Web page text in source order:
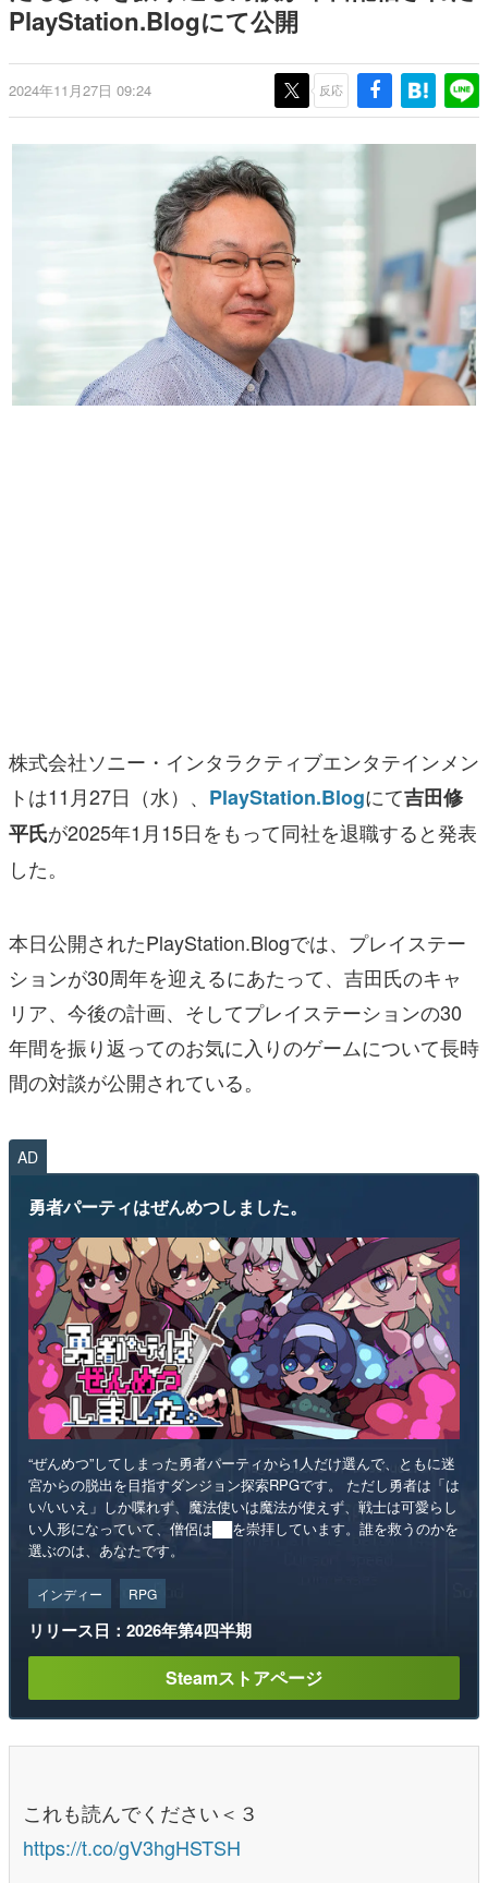
日本のモバイルゲーム史における主要なトピック・タイト
ルを網羅するほか、開発者へのインタビューや識者による
若ゲのいたり〜ゲームクリエイターの青春〜
『うつヌケ』『ペンと箸』等で知られるマンガ家・田中圭
一先生によるゲーム業界レポートマンガです。
なんでゲームは面白い？
ゲーム開発者・hamatsu氏がゲームの魅力を画面や操作の
具体的な形から解き明かしていく、硬派で骨太な評論連載
です。
ゲームが変えた日本語
「経験値」「裏技」「ラスボス」… ゲームにまつわる言葉
の起源や用法の変遷を、コンピューター文化史研究家・タ
イニーP氏が徹底調査。
カテゴリ
PlayStation.Blogにて公開
2024年11月27日 09:24 反応
株式会社ソニー・インタラクティブエンタテインメン
トは11月27日（水）、 PlayStation.Blogにて吉田修
平氏が2025年1月15日をもって同社を退職すると発表
した。
本日公開されたPlayStation.Blogでは、プレイステー
ションが30周年を迎えるにあたって、吉田氏のキャ
リア、今後の計画、そしてプレイステーションの30
年間を振り返ってのお気に入りのゲームについて長時
間の対談が公開されている。
AD
勇者パーティはぜんめつしました。
“ぜんめつ”してしまった勇者パーティから1人だけ選んで、ともに迷
宮からの脱出を目指すダンジョン探索RPGです。 ただし勇者は「は
い/いいえ」しか喋れず、魔法使いは魔法が使えず、戦士は可愛らし
い人形になっていて、僧侶は██を崇拝しています。誰を救うのかを
選ぶのは、あなたです。
インディー RPG
リリース日：2026年第4四半期
Steamストアページ
これも読んでください＜３
https://t.co/gV3hgHSTSH